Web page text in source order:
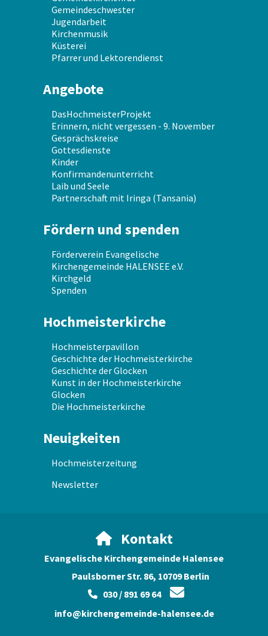
Gemeindeschwester
Jugendarbeit
Kirchenmusik
Küsterei
Pfarrer und Lektorendienst
Angebote
DasHochmeisterProjekt
Erinnern, nicht vergessen - 9. November
Gesprächskreise
Gottesdienste
Kinder
Konfirmandenunterricht
Laib und Seele
Partnerschaft mit Iringa (Tansania)
Fördern und spenden
Förderverein Evangelische
Kirchengemeinde HALENSEE e.V.
Kirchgeld
Spenden
Hochmeisterkirche
Hochmeisterpavillon
Geschichte der Hochmeisterkirche
Geschichte der Glocken
Kunst in der Hochmeisterkirche
Glocken
Die Hochmeisterkirche
Neuigkeiten
Hochmeisterzeitung
Newsletter
Kontakt
Evangelische Kirchengemeinde Halensee
Paulsborner Str. 86, 10709 Berlin
030 / 891 69 64 
info@kirchengemeinde-halensee.de